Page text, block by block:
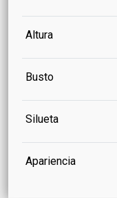
Altura
Busto
Silueta
Apariencia